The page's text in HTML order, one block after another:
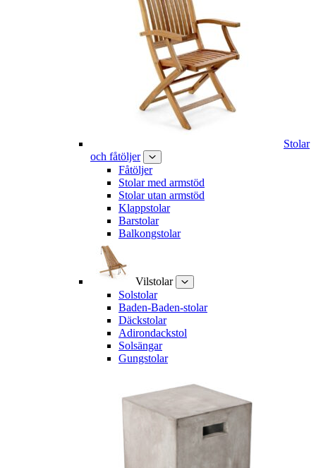
Stolar
och fåtöljer
Fåtöljer
Stolar med armstöd
Stolar utan armstöd
Klappstolar
Barstolar
Balkongstolar
Vilstolar
Solstolar
Baden-Baden-stolar
Däckstolar
Adirondackstol
Solsängar
Gungstolar